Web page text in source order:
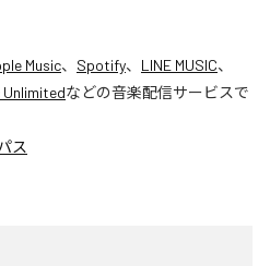
Music、 Spotify、 LINE MUSIC、
Unlimitedなどの音楽配信サービスで
ス